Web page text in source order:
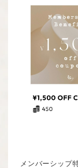
メンバーシップ